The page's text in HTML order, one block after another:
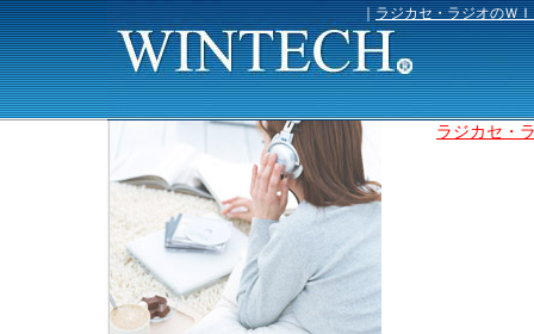
｜ラジカセ・ラジオのＷ
ラジカセ・